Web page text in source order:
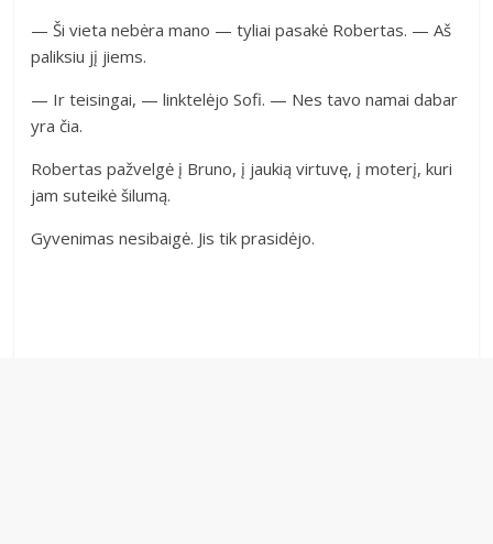
— Ši vieta nebėra mano — tyliai pasakė Robertas. — Aš
paliksiu jį jiems.
— Ir teisingai, — linktelėjo Sofi. — Nes tavo namai dabar
yra čia.
Robertas pažvelgė į Bruno, į jaukią virtuvę, į moterį, kuri
jam suteikė šilumą.
Gyvenimas nesibaigė. Jis tik prasidėjo.